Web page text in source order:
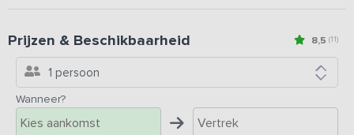
8,5 (11)
Prijzen & Beschikbaarheid
1 persoon
Wanneer?